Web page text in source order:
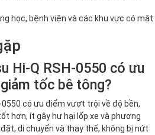
học, bệnh viện và các khu vực có mật
Hi-Q RSH-0550 có ưu
tốc bê tông?
0550 có ưu điểm vượt trội về độ bền,
hơn, ít gây hư hại lốp xe và phương
di chuyển và thay thế, không bị nứt